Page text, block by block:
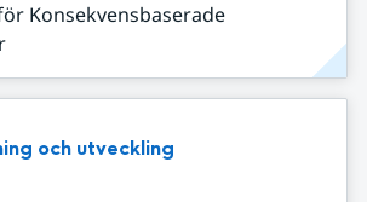
Konsekvensbaserade
och utveckling